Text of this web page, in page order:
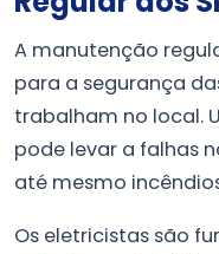
A manutenção
para a segurança
trabalham no local.
pode levar a falhas
até mesmo
Os eletricistas são